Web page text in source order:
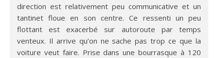
direction est relativement peu communicative et un
tantinet floue en son centre. Ce ressenti un peu
flottant est exacerbé sur autoroute par temps
venteux. Il arrive qu’on ne sache pas trop ce que la
voiture veut faire. Prise dans une bourrasque à 120